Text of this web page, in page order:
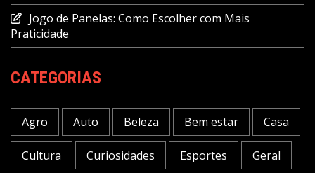
Jogo de Panelas: Como Escolher com Mais
Praticidade
CATEGORIAS
Agro Auto Beleza Bem estar Casa
Cultura Curiosidades Esportes Geral